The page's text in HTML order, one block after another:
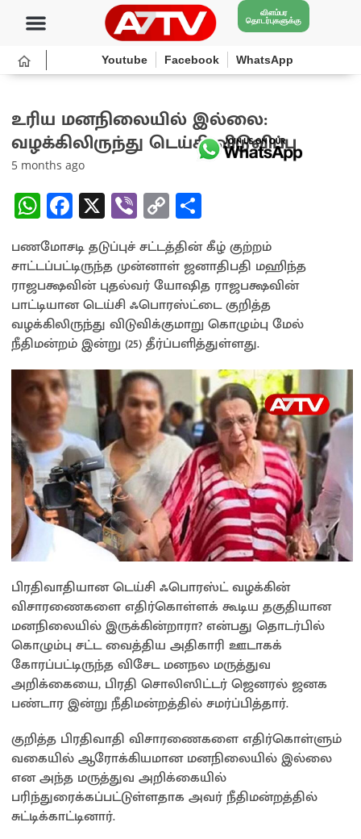
விளம்பர
தொடர்புகளுக்கு
Youtube Facebook WhatsApp
உரிய மனநிலையில் இல்லை:
வழக்கிலிருந்து டெய்சி விடுவிப்பு
5 months ago
W
h
at
sA
p
p
Fa
ce
b
o
o
k
X Vi
b
er
C
o
py
Li
n
k
h
ar
e
பணமோசடி தடுப்புச் சட்டத்தின் கீழ் குற்றம்
சாட்டப்பட்டிருந்த முன்னாள் ஜனாதிபதி மஹிந்த
ராஜபக்ஷவின் புதல்வர் யோஷித ராஜபக்ஷவின்
பாட்டியான டெய்சி ஃபொரஸ்ட்டை குறித்த
வழக்கிலிருந்து விடுவிக்குமாறு கொழும்பு மேல்
நீதிமன்றம் இன்று (25) தீர்ப்பளித்துள்ளது.
பிரதிவாதியான டெய்சி ஃபொரஸ்ட் வழக்கின்
விசாரணைகளை எதிர்கொள்ளக் கூடிய தகுதியான
மனநிலையில் இருக்கின்றாரா? என்பது தொடர்பில்
கொழும்பு சட்ட வைத்திய அதிகாரி ஊடாகக்
கோரப்பட்டிருந்த விசேட மனநல மருத்துவ
அறிக்கையை, பிரதி சொலிஸிட்டர் ஜெனரல் ஜனக
பண்டார இன்று நீதிமன்றத்தில் சமர்ப்பித்தார்.
குறித்த பிரதிவாதி விசாரணைகளை எதிர்கொள்ளும்
வகையில் ஆரோக்கியமான மனநிலையில் இல்லை
என அந்த மருத்துவ அறிக்கையில்
பரிந்துரைக்கப்பட்டுள்ளதாக அவர் நீதிமன்றத்தில்
சுட்டிக்காட்டினார்.